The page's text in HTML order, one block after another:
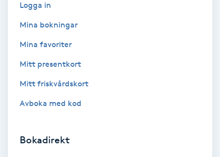
Gruppträning
Gua Sha-massage
Hatha Yoga
Healing
Logga in
Mina bokningar
Mina favoriter
Mitt presentkort
Mitt friskvårdskort
Avboka med kod
Bokadirekt